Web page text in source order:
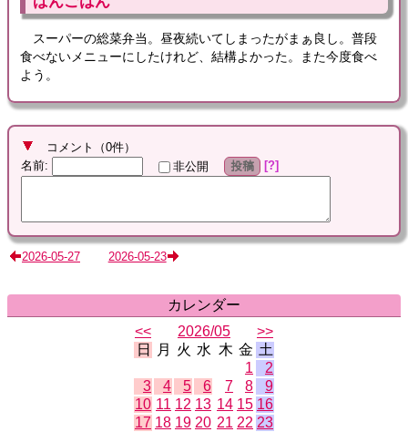
スーパーの総菜弁当。昼夜続いてしまったがまぁ良し。普段
食べないメニューにしたけれど、結構よかった。また今度食べ
よう。
コメント （0件）
名前: 非公開 投稿 ?
2026-05-27 2026-05-23
カレンダー
<<
2026/05
>>
日
月 火 水 木 金 土
1
2
3
4 5 6 7 8
9
10 11 12 13 14 15 16
17 18 19 20 21 22 23